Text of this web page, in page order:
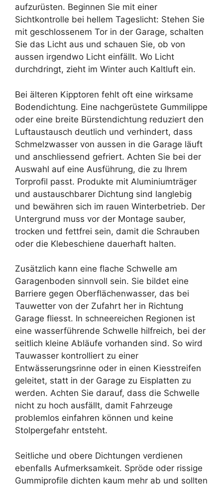
aufzurüsten. Beginnen Sie mit einer
Sichtkontrolle bei hellem Tageslicht: Stehen Sie
mit geschlossenem Tor in der Garage, schalten
Sie das Licht aus und schauen Sie, ob von
aussen irgendwo Licht einfällt. Wo Licht
durchdringt, zieht im Winter auch Kaltluft ein.
Bei älteren Kipptoren fehlt oft eine wirksame
Bodendichtung. Eine nachgerüstete Gummilippe
oder eine breite Bürstendichtung reduziert den
Luftaustausch deutlich und verhindert, dass
Schmelzwasser von aussen in die Garage läuft
und anschliessend gefriert. Achten Sie bei der
Auswahl auf eine Ausführung, die zu Ihrem
Torprofil passt. Produkte mit Aluminiumträger
und austauschbarer Dichtung sind langlebig
und bewähren sich im rauen Winterbetrieb. Der
Untergrund muss vor der Montage sauber,
trocken und fettfrei sein, damit die Schrauben
oder die Klebeschiene dauerhaft halten.
Zusätzlich kann eine flache Schwelle am
Garagenboden sinnvoll sein. Sie bildet eine
Barriere gegen Oberflächenwasser, das bei
Tauwetter von der Zufahrt her in Richtung
Garage fliesst. In schneereichen Regionen ist
eine wasserführende Schwelle hilfreich, bei der
seitlich kleine Abläufe vorhanden sind. So wird
Tauwasser kontrolliert zu einer
Entwässerungsrinne oder in einen Kiesstreifen
geleitet, statt in der Garage zu Eisplatten zu
werden. Achten Sie darauf, dass die Schwelle
nicht zu hoch ausfällt, damit Fahrzeuge
problemlos einfahren können und keine
Stolpergefahr entsteht.
Seitliche und obere Dichtungen verdienen
ebenfalls Aufmerksamkeit. Spröde oder rissige
Gummiprofile dichten kaum mehr ab und sollten